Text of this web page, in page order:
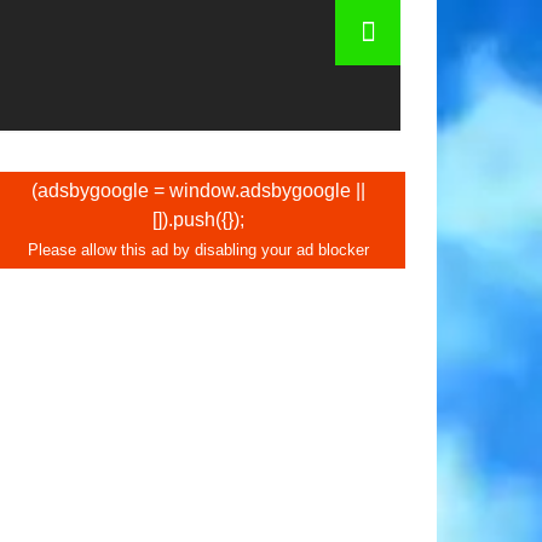
custa um táxi em Colônia
(adsbygoogle = window.adsbygoogle ||
[]).push({});